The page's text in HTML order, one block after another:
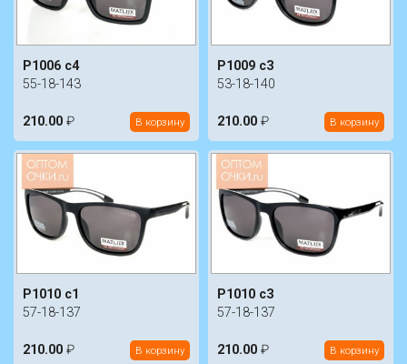
P1006 c4
55-18-143
210.00 ₽ В корзину
P1009 c3
53-18-140
210.00 ₽ В корзину
P1010 c1
57-18-137
210.00 ₽ В корзину
P1010 c3
57-18-137
210.00 ₽ В корзину